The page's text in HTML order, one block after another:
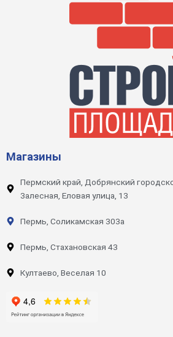
Магазины
Пермский край, Добрянский
Залесная, Еловая улица, 13
Пермь, Соликамская 303а
Пермь, Стахановская 43
Култаево, Веселая 10